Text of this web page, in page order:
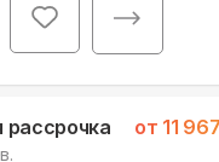
рассрочка от 11 967